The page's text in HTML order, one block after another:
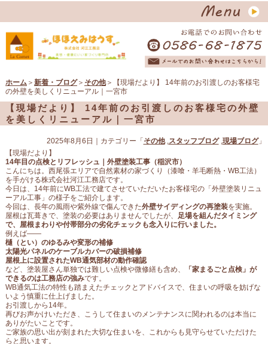
ホーム＞ 新着・ブログ＞ その他＞【現場だより】 14年前のお引渡しのお客様宅
の外壁を美しくリニューアル｜一宮市
【現場だより】 14年前のお引渡しのお客様宅の外壁
を美しくリニューアル｜一宮市
2025年8月6日 ｜カテゴリー「 その他,スタッフブログ,現場ブログ」
【現場だより】
14年目の点検とリフレッシュ｜外壁塗装工事（稲沢市）
こんにちは。西尾張エリアで自然素材の家づくり（漆喰・羊毛断熱・WB工法）
を手がける株式会社河江工務店です。
今日は、14年前にWB工法で建てさせていただいたお客様宅の「外壁塗装リニュ
ーアル工事」の様子をご紹介します。
今回は、長年の風雨や紫外線で傷んできた外壁サイディングの再塗装を実施。
屋根は瓦葺きで、塗装の必要はありませんでしたが、 足場を組んだタイミング
で、屋根まわりや付帯部分の劣化チェックも念入りに行いました。
例えば——
樋（とい）のゆるみや変形の補修
太陽光パネルのケーブルカバーの破損補修
屋根上に設置されたWB通気部材の動作確認
など、塗装屋さん単独では難しい点検や微修繕も含め、
「家まるごと点検」が
できるのは工務店の強みです。
WB通気工法の特性も踏まえたチェックとアドバイスで、住まいの呼吸を妨げな
いよう慎重に仕上げました。
お引渡しから14年。
再びお声かけいただき、こうして住まいのメンテナンスに関われるのは本当に
ありがたいことです。
ご家族の思い出が刻まれた大切な住まいを、これからも見守らせていただけた
らと思います。